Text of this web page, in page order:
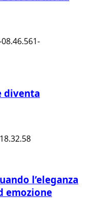
diventa
l’eleganza
emozione